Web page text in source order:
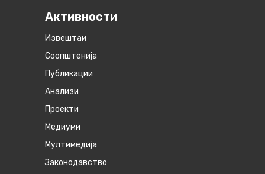
Активности
Извештаи
Соопштенија
Публикации
Анализи
Проекти
Медиуми
Мултимедија
Законодавство